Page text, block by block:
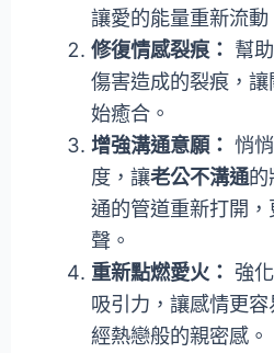
讓愛的能量重新流動
修復情感裂痕： 幫
傷害造成的裂痕，
始癒合。
增強溝通意願： 悄
度，讓老公不溝通的
通的管道重新打開
聲。
重新點燃愛火： 強
吸引力，讓感情更
經熱戀般的親密感。